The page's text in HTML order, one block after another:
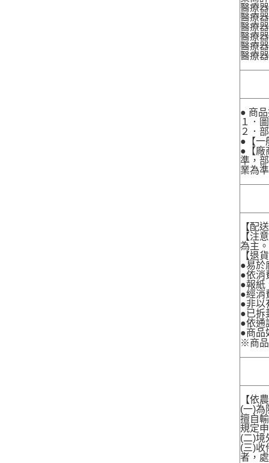
醫療
醫療
醫療
醫療
醫療
醫療
● 商
１．
２．
●【一
●【廠
準，
業為
【配
【注
為主。
【退
●易於
●依消
●報紙
●經消
●非以
●已拆
●依通
●商品
※商品
【依
(一)為
擅自
規定
(二)境
(三)收
者，